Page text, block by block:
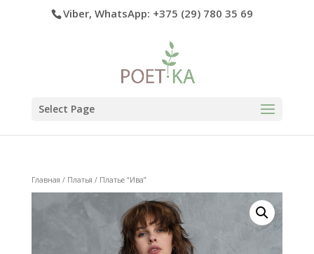
Viber, WhatsApp: +375 (29) 780 35 69
Select Page
Главная / Платья / Платье “Ива”